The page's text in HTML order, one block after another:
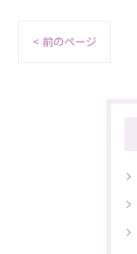
< 前のページ